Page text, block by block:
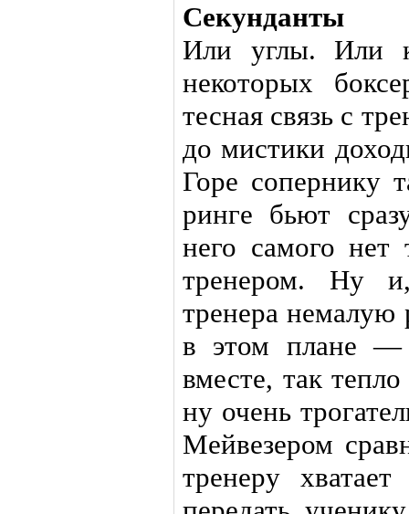
Секунданты
Или углы. Или
некоторых
тесная связь с
до мистики
Горе сопернику
ринге бьют
него самого
тренером. Ну
тренера
в этом плане —
вместе, так
ну очень
Мейвезером
тренеру